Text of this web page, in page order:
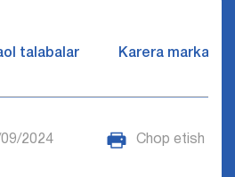
talabalar Karera markazi
2024 Chop etish